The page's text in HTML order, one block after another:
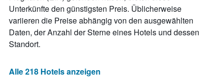
Unterkünfte den günstigsten Preis. Üblicherweise
variieren die Preise abhängig von den ausgewählten
Daten, der Anzahl der Sterne eines Hotels und dessen
Standort.
Alle 218 Hotels anzeigen